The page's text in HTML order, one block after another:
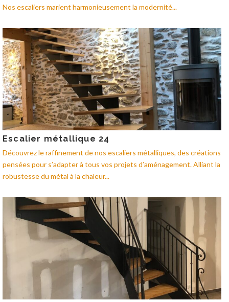
Nos escaliers marient harmonieusement la modernité...
Escalier métallique 24
Découvrez le raffinement de nos escaliers métalliques, des créations
pensées pour s’adapter à tous vos projets d’aménagement. Alliant la
robustesse du métal à la chaleur...